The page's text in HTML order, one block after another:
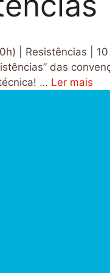
| Resistências |
das
… Ler mais